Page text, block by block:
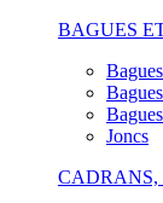
BAGUES
Joncs
CADRANS,